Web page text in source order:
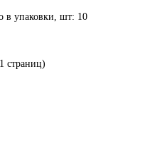
в упаковки, шт: 10
страниц)